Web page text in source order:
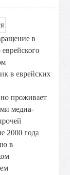
в
в еврейских
проживает
медиа-
2000 года
в